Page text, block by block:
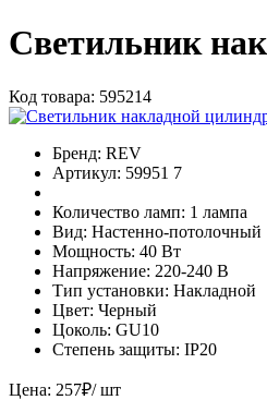
Светильник
Код товара: 595214
Бренд: REV
Артикул: 59951 7
Количество ламп: 1 лампа
Вид: Настенно-потолочный
Мощность: 40 Вт
Напряжение: 220-240 В
Тип установки: Накладной
Цвет: Черный
Цоколь: GU10
Степень защиты: IP20
Цена: 257₽/ шт